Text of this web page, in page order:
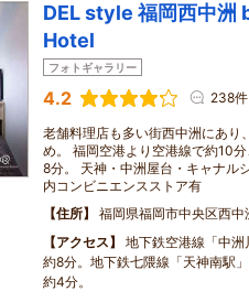
DEL style 福岡西中洲
Hotel
フォトギャラリー
4.2 238件
老舗料理店も多い街西中洲にあり
め。 福岡空港より空港線で約10
8分。 天神・中洲屋台・キャナル
内コンビニエンスストア有
住所
福岡県福岡市中央区西中
アクセス
地下鉄空港線「中
約8分。地下鉄七隈線「天神南駅
約4分。